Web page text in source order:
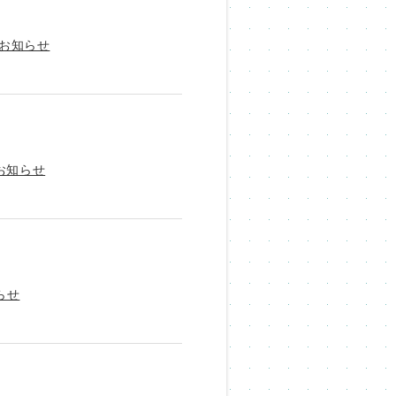
知らせ
知らせ
せ